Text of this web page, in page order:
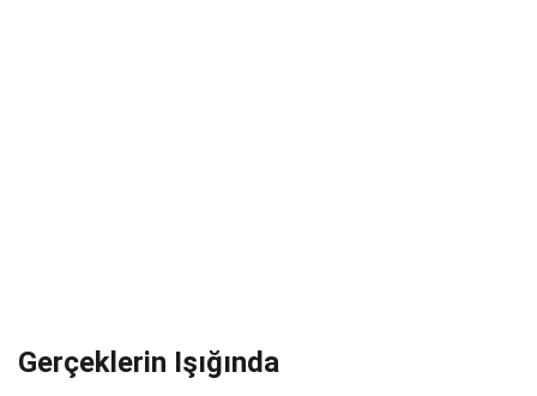
Gerçeklerin Işığında